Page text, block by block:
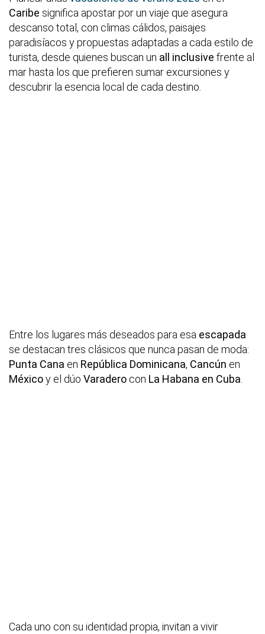
Caribe significa apostar por un viaje que asegura
descanso total, con climas cálidos, paisajes
paradisíacos y propuestas adaptadas a cada estilo de
turista, desde quienes buscan un all inclusive frente al
mar hasta los que prefieren sumar excursiones y
descubrir la esencia local de cada destino.
Entre los lugares más deseados para esa escapada
se destacan tres clásicos que nunca pasan de moda:
Punta Cana en República Dominicana, Cancún en
Méxicoy el dúo Varadero con La Habana en Cuba
Cada uno con su identidad propia, invitan a vivir